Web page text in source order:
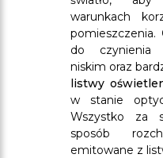
warunkach
pomieszczenia.
do czynienia
niskim oraz
listwy
w stanie
Wszystko za
sposób
emitowane z